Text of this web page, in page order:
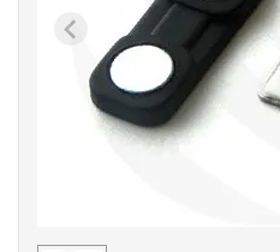
< /picture>